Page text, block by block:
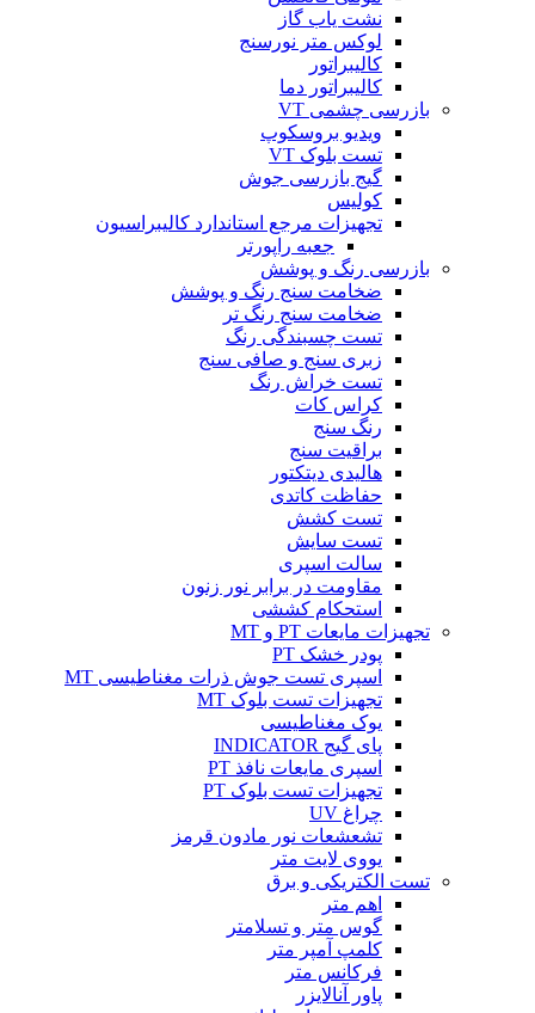
نشت یاب گاز
لوکس متر نورسنج
کالیبراتور
کالیبراتور دما
بازرسی چشمی VT
ویدیو بروسکوپ
تست بلوک VT
گیج بازرسی جوش
کولیس
تجهیزات مرجع استاندارد کالیبراسیون
جعبه راپورتر
بازرسی رنگ و پوشش
ضخامت سنج رنگ و پوشش
ضخامت سنج رنگ تر
تست چسبندگی رنگ
زبری سنج و صافی سنج
تست خراش رنگ
کراس کات
رنگ سنج
براقیت سنج
هالیدی دیتکتور
حفاظت کاتدی
تست کشش
تست سایش
سالت اسپری
مقاومت در برابر نور زنون
استحکام کششی
تجهیزات مایعات PT و MT
پودر خشک PT
اسپری تست جوش ذرات مغناطیسی MT
تجهیزات تست بلوک MT
یوک مغناطیسی
پای گیج INDICATOR
اسپری مایعات نافذ PT
تجهیزات تست بلوک PT
چراغ UV
تشعشعات نور مادون قرمز
یووی لایت متر
تست الکتریکی و برق
اهم متر
گوس متر و تسلامتر
کلمپ آمپر متر
فرکانس متر
پاور آنالایزر